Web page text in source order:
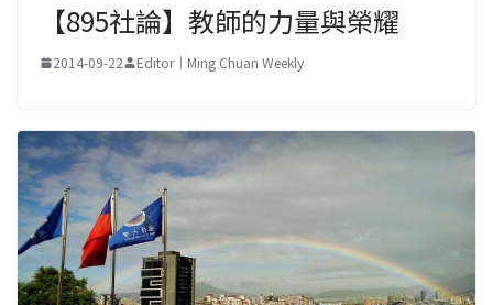
【895社論】教師的力量與榮耀
2014-09-22 Editor｜Ming Chuan Weekly